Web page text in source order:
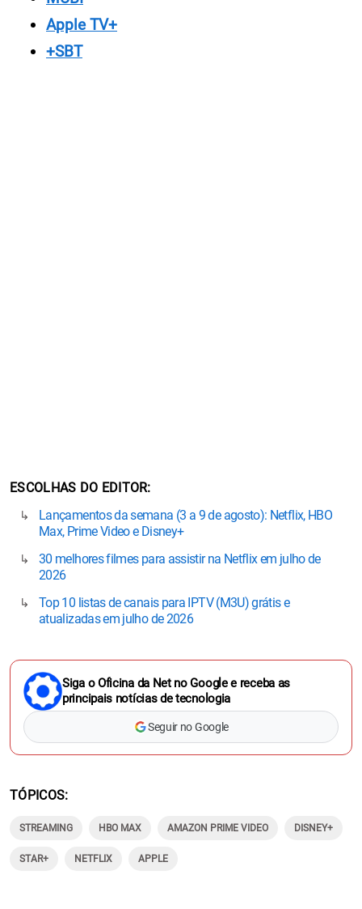
Apple TV+
+SBT
ESCOLHAS DO EDITOR
Lançamentos da semana (3 a 9 de agosto): Netflix, HBO
Max, Prime Video e Disney+
30 melhores filmes para assistir na Netflix em julho de
2026
Top 10 listas de canais para IPTV (M3U) grátis e
atualizadas em julho de 2026
Siga o Oficina da Net no Google e receba as
principais notícias de tecnologia
Seguir no Google
TÓPICOS
STREAMING HBO MAX AMAZON PRIME VIDEO DISNEY+
STAR+ NETFLIX APPLE